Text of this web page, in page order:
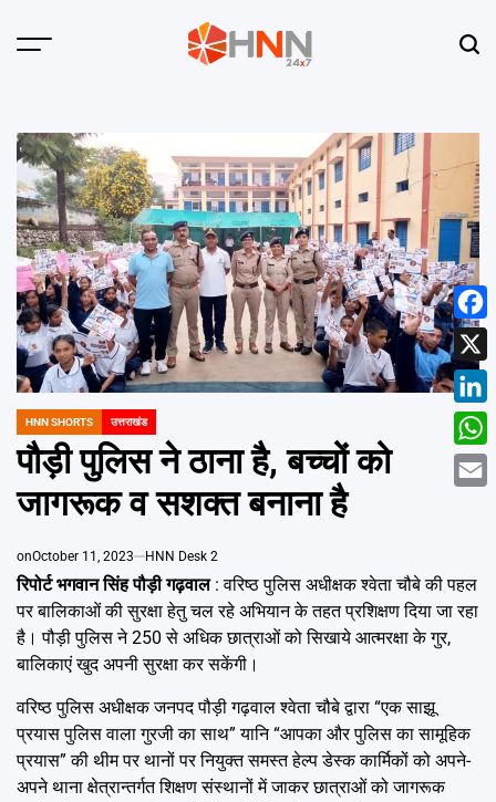
Menu
POSTED
IN
HNN SHORTS उत्तराखंड
पौड़ी पुलिस ने ठाना है, बच्चों को
जागरूक व सशक्त बनाना है
onOctober 11, 2023 HNN Desk 2
रिपोर्ट भगवान‌ सिंह पौड़ी गढ़वाल: वरिष्ठ पुलिस अधीक्षक श्वेता चौबे की पहल
पर बालिकाओं की सुरक्षा हेतु चल रहे अभियान के तहत प्रशिक्षण दिया जा रहा
है। पौड़ी पुलिस ने 250 से अधिक छात्राओं को सिखाये आत्मरक्षा के गुर,
बालिकाएं खुद अपनी सुरक्षा कर सकेंगी।
वरिष्ठ पुलिस अधीक्षक जनपद पौड़ी गढ़वाल श्वेता चौबे द्वारा “एक साझू
प्रयास पुलिस वाला गुरजी का साथ” यानि “आपका और पुलिस का सामूहिक
प्रयास” की थीम पर थानों पर नियुक्त समस्त हेल्प डेस्क कार्मिकों को अपने-
अपने थाना क्षेत्रान्तर्गत शिक्षण संस्थानों में जाकर छात्राओं को जागरूक
X